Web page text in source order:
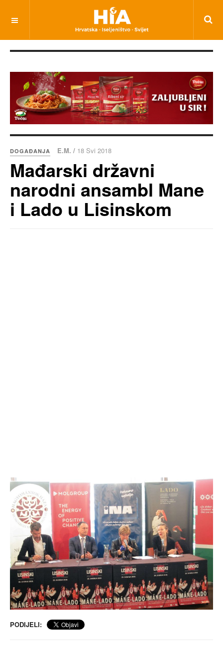
DOGAĐANJA E.M. / 18 Svi 2018
Mađarski državni
narodni ansambl Mane
i Lado u Lisinskom
PODIJELI: